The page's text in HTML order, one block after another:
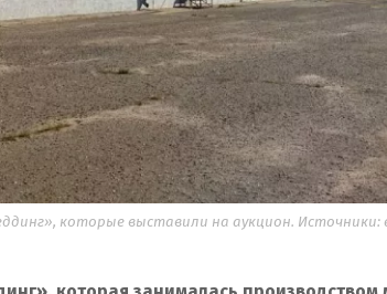
которые выставили на аукцион. Источники: